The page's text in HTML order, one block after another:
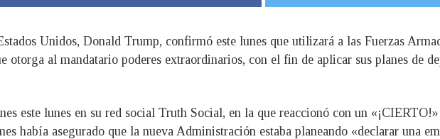
Unidos, Donald Trump, confirmó este lunes que utilizará a las Fuerzas
otorga al mandatario poderes extraordinarios, con el fin de aplicar sus planes de
este lunes en su red social Truth Social, en la que reaccionó con un
había asegurado que la nueva Administración estaba planeando «declarar una